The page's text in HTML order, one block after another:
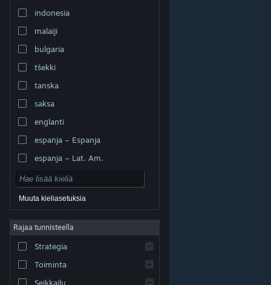
© Valve Corporation. Kaikki oikeudet pidätetään. Kaikki
Yhdysvalloissa ja kaikkialla maailmassa.
Helppokäyttötoiminnot
Hyvitykset|Evästeet
indonesia
malaiji
bulgaria
tšekki
tanska
saksa
englanti
espanja – Espanja
espanja – Lat. Am.
Muuta kieliasetuksia
Rajaa tunnisteella
Strategia
Toiminta
Seikkailu